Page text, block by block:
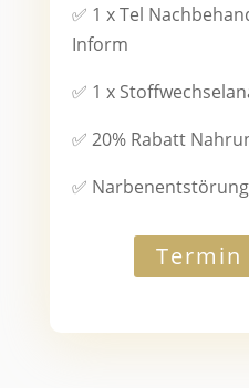
✅ 1 x Tel
Inform
✅ 1 x
✅ 20% Rabatt
✅ Narbenentstörung
Termin